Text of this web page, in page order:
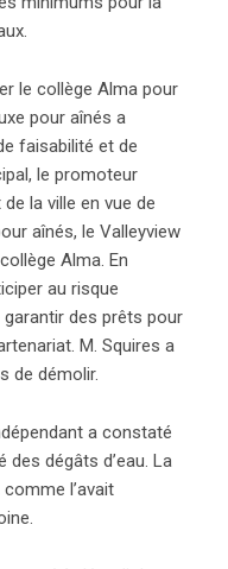
le collège Alma pour
pour aînés a
faisabilité et de
le promoteur
la ville en vue de
aînés, le Valleyview
Alma. En
au risque
garantir des prêts pour
M. Squires a
de démolir.
a constaté
dégâts d’eau. La
l’avait